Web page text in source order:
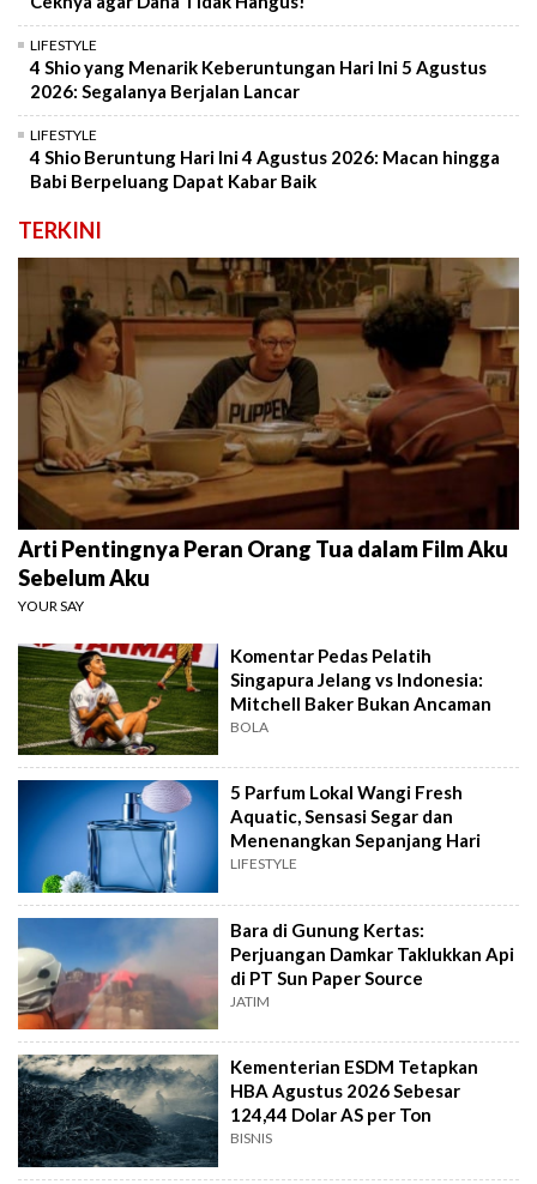
LIFESTYLE
4 Shio yang Menarik Keberuntungan Hari Ini 5 Agustus
2026: Segalanya Berjalan Lancar
LIFESTYLE
4 Shio Beruntung Hari Ini 4 Agustus 2026: Macan hingga
Babi Berpeluang Dapat Kabar Baik
TERKINI
Arti Pentingnya Peran Orang Tua dalam Film Aku
Sebelum Aku
YOUR SAY
Komentar Pedas Pelatih
Singapura Jelang vs Indonesia:
Mitchell Baker Bukan Ancaman
BOLA
5 Parfum Lokal Wangi Fresh
Aquatic, Sensasi Segar dan
Menenangkan Sepanjang Hari
LIFESTYLE
Bara di Gunung Kertas:
Perjuangan Damkar Taklukkan Api
di PT Sun Paper Source
JATIM
Kementerian ESDM Tetapkan
HBA Agustus 2026 Sebesar
124,44 Dolar AS per Ton
BISNIS